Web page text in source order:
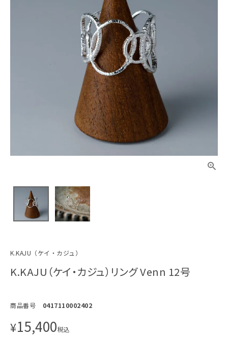
K.KAJU（ケイ・カジュ）
K.KAJU（ケイ・カジュ）リング Venn 12号
商品番号 0417110002402
¥15,400税込